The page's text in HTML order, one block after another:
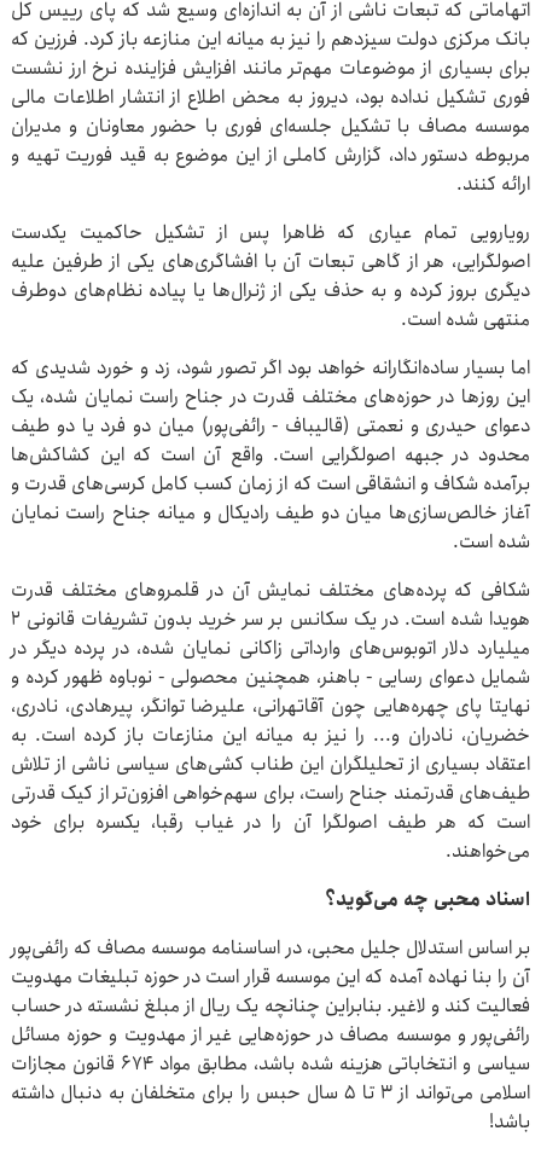
اتهاماتی که تبعات ناشی از آن به اندازه‌ای وسیع شد که پای رییس کل
بانک مرکزی دولت سیزدهم را نیز به میانه این منازعه باز کرد. فرزین که
برای بسیاری از موضوعات مهم‌تر مانند افزایش فزاینده نرخ ارز نشست
فوری تشکیل نداده بود، دیروز به محض اطلاع از انتشار اطلاعات مالی
موسسه مصاف با تشکیل جلسه‌ای فوری با حضور معاونان و مدیران
مربوطه دستور داد، گزارش کاملی از این موضوع به قید فوریت تهیه و
ارائه کنند.
رویارویی تمام عیاری که ظاهرا پس از تشکیل حاکمیت یکدست
اصولگرایی، هر از گاهی تبعات آن با افشاگری‌های یکی از طرفین علیه
دیگری بروز کرده و به حذف یکی از ژنرال‌ها یا پیاده نظام‌های دوطرف
منتهی شده است.
اما بسیار ساده‌انگارانه خواهد بود اگر تصور شود، زد و خورد شدیدی که
این روزها در حوزه‌های مختلف قدرت در جناح راست نمایان شده، یک
دعوای حیدری و نعمتی (قالیباف - رائفی‌پور) میان دو فرد یا دو طیف
محدود در جبهه اصولگرایی است. واقع آن است که این کشاکش‌ها
برآمده شکاف و انشقاقی است که از زمان کسب کامل کرسی‌های قدرت و
آغاز خالص‌سازی‌ها میان دو طیف رادیکال و میانه جناح راست نمایان
شده است.
شکافی که پرده‌های مختلف نمایش آن در قلمروهای مختلف قدرت
هویدا شده است. در یک سکانس بر سر خرید بدون تشریفات قانونی ۲
میلیارد دلار اتوبوس‌های وارداتی زاکانی نمایان شده، در پرده دیگر در
شمایل دعوای رسایی - باهنر، همچنین محصولی - نوباوه ظهور کرده و
نهایتا پای چهره‌هایی چون آقاتهرانی، علیرضا توانگر، پیرهادی، نادری،
خضریان، نادران و... را نیز به میانه این منازعات باز کرده است. به
اعتقاد بسیاری از تحلیلگران این طناب کشی‌های سیاسی ناشی از تلاش
طیف‌های قدرتمند جناح راست، برای سهم‌خواهی افزون‌تر از کیک قدرتی
است که هر طیف اصولگرا آن را در غیاب رقبا، یکسره برای خود
می‌خواهند.
اسناد محبی چه می‌گوید؟
بر اساس استدلال جلیل محبی، در اساسنامه موسسه مصاف که رائفی‌پور
آن را بنا نهاده آمده که این موسسه قرار است در حوزه تبلیغات مهدویت
فعالیت کند و لاغیر. بنابراین چنانچه یک ریال از مبلغ نشسته در حساب
رائفی‌پور و موسسه مصاف در حوزه‌هایی غیر از مهدویت و حوزه مسائل
سیاسی و انتخاباتی هزینه شده باشد، مطابق مواد ۶۷۴ قانون مجازات
اسلامی می‌تواند از ۳ تا ۵ سال حبس را برای متخلفان به دنبال داشته
باشد!